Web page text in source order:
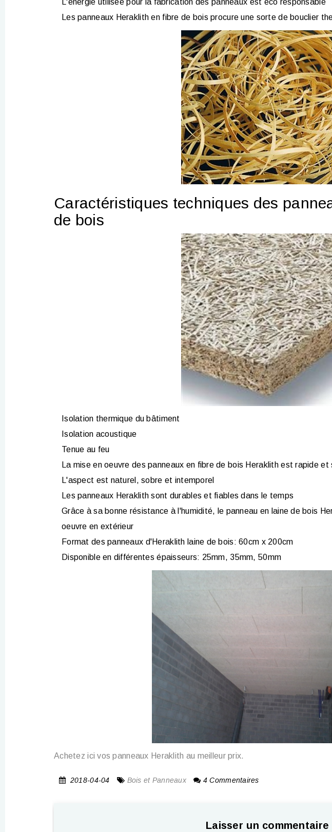
L'énergie utilisée pour la fabrication des panneaux est éco responsable
Les panneaux Heraklith en fibre de bois procure une sorte de bouclier
Caractéristiques techniques des
de bois
Isolation thermique du bâtiment
Isolation acoustique
Tenue au feu
La mise en oeuvre des panneaux en fibre de bois Heraklith est rapide et
L'aspect est naturel, sobre et intemporel
Les panneaux Heraklith sont durables et fiables dans le temps
Grâce à sa bonne résistance à l'humidité, le panneau en laine de bois
oeuvre en extérieur
Format des panneaux d'Heraklith laine de bois: 60cm x 200cm
Disponible en différentes épaisseurs: 25mm, 35mm, 50mm
Achetez ici vos panneaux Heraklith au meilleur prix.
2018-04-04 Bois et Panneaux 4 Commentaires
Laisser un commentaire